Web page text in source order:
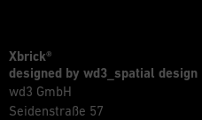
Xbrick®
designed by wd3_spatial design
wd3 GmbH
Seidenstraße 57